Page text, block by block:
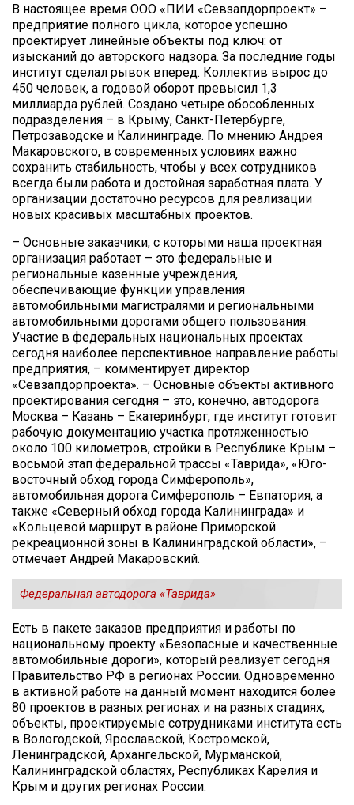
В настоящее время ООО «ПИИ «Севзапдорпроект» –
предприятие полного цикла, которое успешно
проектирует линейные объекты под ключ: от
изысканий до авторского надзора. За последние годы
институт сделал рывок вперед. Коллектив вырос до
450 человек, а годовой оборот превысил 1,3
миллиарда рублей. Создано четыре обособленных
подразделения – в Крыму, Санкт-Петербурге,
Петрозаводске и Калининграде. По мнению Андрея
Макаровского, в современных условиях важно
сохранить стабильность, чтобы у всех сотрудников
всегда были работа и достойная заработная плата. У
организации достаточно ресурсов для реализации
новых красивых масштабных проектов.
– Основные заказчики, с которыми наша проектная
организация работает – это федеральные и
региональные казенные учреждения,
обеспечивающие функции управления
автомобильными магистралями и региональными
автомобильными дорогами общего пользования.
Участие в федеральных национальных проектах
сегодня наиболее перспективное направление работы
предприятия, – комментирует директор
«Севзапдорпроекта». – Основные объекты активного
проектирования сегодня – это, конечно, автодорога
Москва – Казань – Екатеринбург, где институт готовит
рабочую документацию участка протяженностью
около 100 километров, стройки в Республике Крым –
восьмой этап федеральной трассы «Таврида», «Юго-
восточный обход города Симферополь»,
автомобильная дорога Симферополь – Евпатория, а
также «Северный обход города Калининграда» и
«Кольцевой маршрут в районе Приморской
рекреационной зоны в Калининградской области», –
отмечает Андрей Макаровский.
Федеральная автодорога «Таврида»
Есть в пакете заказов предприятия и работы по
национальному проекту «Безопасные и качественные
автомобильные дороги», который реализует сегодня
Правительство РФ в регионах России. Одновременно
в активной работе на данный момент находится более
80 проектов в разных регионах и на разных стадиях,
объекты, проектируемые сотрудниками института есть
в Вологодской, Ярославской, Костромской,
Ленинградской, Архангельской, Мурманской,
Калининградской областях, Республиках Карелия и
Крым и других регионах России.